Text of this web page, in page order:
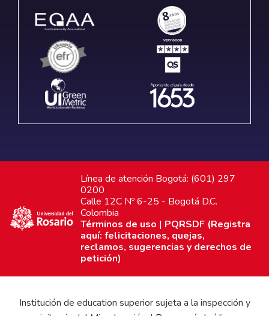
Línea de atención Bogotá: (601) 297
0200
Calle 12C Nº 6-25 - Bogotá D.C.
Colombia
Términos de uso | PQRSDF (Registra
aquí: felicitaciones, quejas,
reclamos, sugerencias y derechos de
petición)
Institución de education superior sujeta a la inspección y